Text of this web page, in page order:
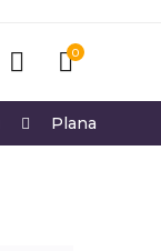
0
Plana